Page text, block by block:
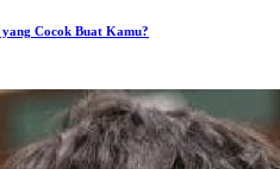
Cocok Buat Kamu?